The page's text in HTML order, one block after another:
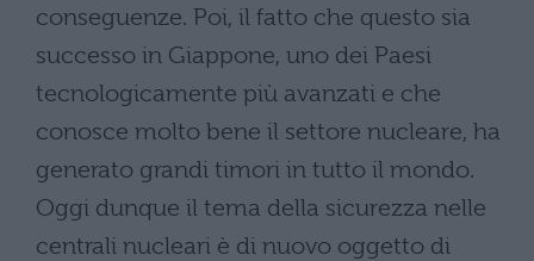
conseguenze. Poi, il fatto che questo sia
successo in Giappone, uno dei Paesi
tecnologicamente più avanzati e che
conosce molto bene il settore nucleare, ha
generato grandi timori in tutto il mondo.
Oggi dunque il tema della sicurezza nelle
centrali nucleari è di nuovo oggetto di